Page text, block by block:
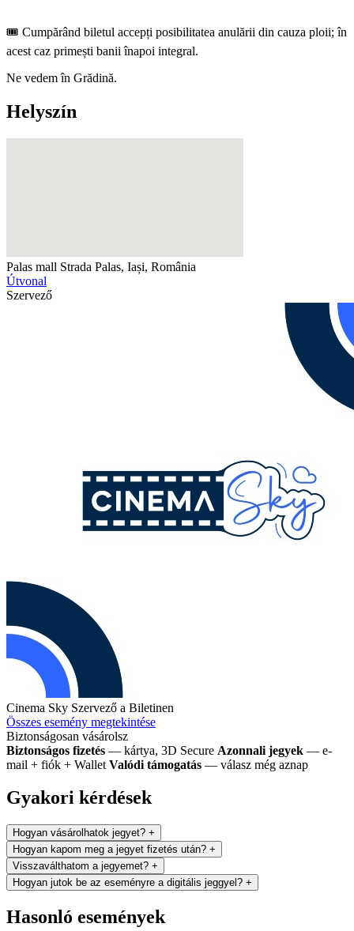
🎟️ Cumpărând biletul accepți posibilitatea anulării din cauza ploii; în
acest caz primești banii înapoi integral.
Ne vedem în Grădină.
Helyszín
Palas mall Strada Palas, Iași, România
Útvonal
Szervező
Cinema Sky Szervező a Biletinen
Összes esemény megtekintése
Biztonságosan vásárolsz
Biztonságos fizetés — kártya, 3D Secure Azonnali jegyek — e-
mail + fiók + Wallet Valódi támogatás — válasz még aznap
Gyakori kérdések
Hogyan vásárolhatok jegyet? +
Hogyan kapom meg a jegyet fizetés után? +
Visszaválthatom a jegyemet? +
Hogyan jutok be az eseményre a digitális jeggyel? +
Hasonló események